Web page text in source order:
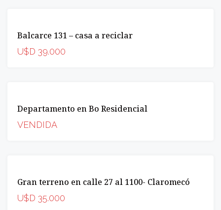
OPORTUNIDAD
Balcarce 131 – casa a reciclar
U$D 39.000
OPORTUNIDAD
Departamento en Bo Residencial
VENDIDA
OPORTUNIDAD
Gran terreno en calle 27 al 1100- Claromecó
U$D 35.000